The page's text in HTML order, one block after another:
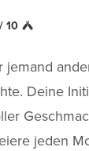
10
jemand
Deine
jeden